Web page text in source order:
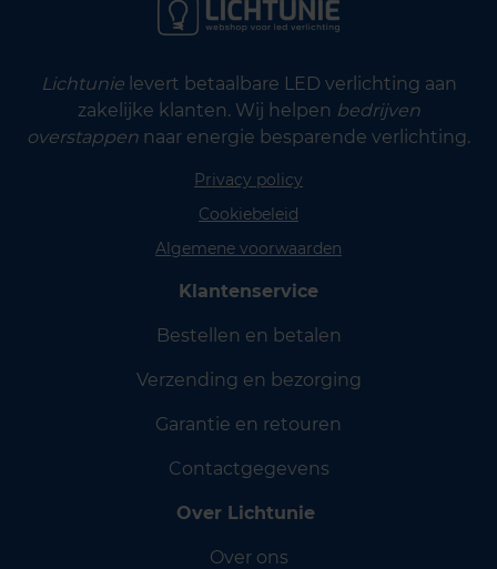
Lichtunielevert betaalbare LED verlichting aan
zakelijke klanten. Wij helpen bedrijven
overstappen naar energie besparende verlichting.
Privacy policy
Cookiebeleid
Algemene voorwaarden
Klantenservice
Bestellen en betalen
Verzending en bezorging
Garantie en retouren
Contactgegevens
Over Lichtunie
Over ons